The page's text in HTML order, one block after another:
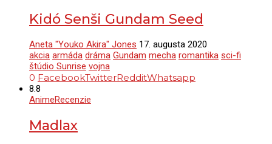
Kidó Senši Gundam Seed
Aneta "Youko Akira" Jones 17. augusta 2020
akcia armáda dráma Gundam mecha romantika sci-fi
štúdio Sunrise vojna
0 FacebookTwitterRedditWhatsapp
8.8
AnimeRecenzie
Madlax